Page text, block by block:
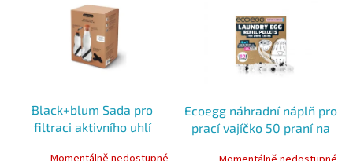
Black+blum Sada pro
filtraci aktivního uhlí
Ecoegg náhradní náplň pro
prací vajíčko 50 praní na